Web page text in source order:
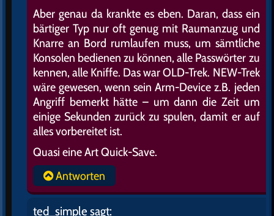
Aber genau da krankte es eben. Daran, dass ein
bärtiger Typ nur oft genug mit Raumanzug und
Knarre an Bord rumlaufen muss, um sämtliche
Konsolen bedienen zu können, alle Passwörter zu
kennen, alle Kniffe. Das war OLD-Trek. NEW-Trek
wäre gewesen, wenn sein Arm-Device z.B. jeden
Angriff bemerkt hätte – um dann die Zeit um
einige Sekunden zurück zu spulen, damit er auf
alles vorbereitet ist.
Quasi eine Art Quick-Save.
Antworten
ted_simple sagt: